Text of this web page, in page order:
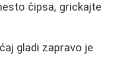
čipsa, grickajte
gladi zapravo je